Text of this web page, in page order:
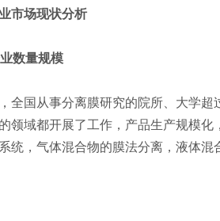
场现状分析
量规模
国从事分离膜研究的院所、大学超
领域都开展了工作，产品生产规模
统，气体混合物的膜法分离，液体混